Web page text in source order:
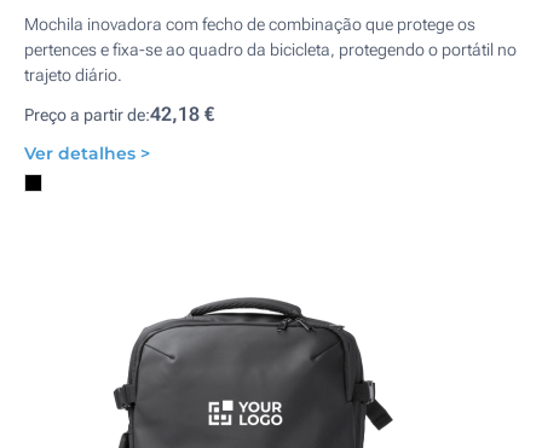
Mochila inovadora com fecho de combinação que protege os
pertences e fixa-se ao quadro da bicicleta, protegendo o portátil no
trajeto diário.
Preço a partir de:42,18 €
Ver detalhes >